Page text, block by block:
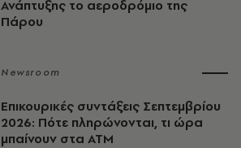
Ανάπτυξης το αεροδρόμιο της
Πάρου
Newsroom
Επικουρικές συντάξεις Σεπτεμβρίου
2026: Πότε πληρώνονται, τι ώρα
μπαίνουν στα ΑΤΜ